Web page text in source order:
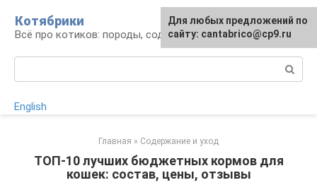
контенту
Котябрики
Всё про котиков: породы, содержание, уход
English
Главная » Содержание и уход
ТОП-10 лучших бюджетных кормов для
кошек: состав, цены, отзывы
Для любых предложений по
сайту: cantabrico@cp9.ru